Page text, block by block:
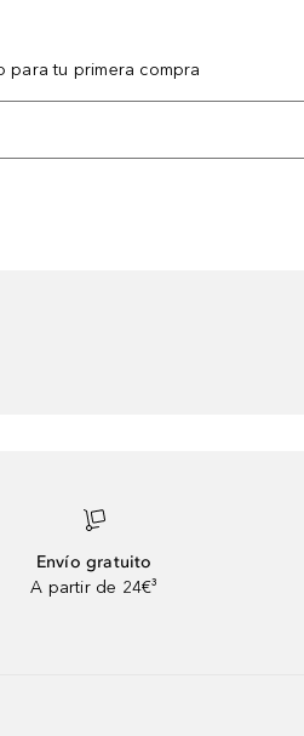
para tu primera compra
Envío gratuito
A partir de 24€³